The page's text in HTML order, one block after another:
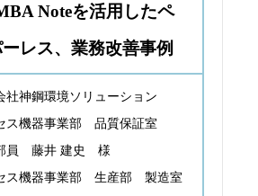
Noteを活用したペ
レス、業務改善事例
社神鋼環境ソリューション
ス機器事業部 品質保証室
員 藤井 建史 様
ス機器事業部 生産部 製造室